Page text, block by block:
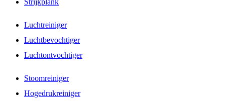
Strijkplank
Luchtreiniger
Luchtbevochtiger
Luchtontvochtiger
Stoomreiniger
Hogedrukreiniger